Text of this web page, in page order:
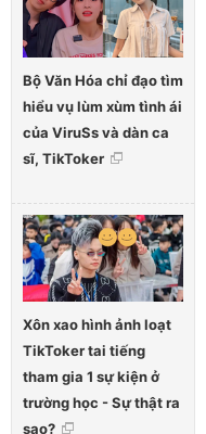
Bộ Văn Hóa chỉ đạo tìm
hiểu vụ lùm xùm tình ái
của ViruSs và dàn ca
sĩ, TikToker
Xôn xao hình ảnh loạt
TikToker tai tiếng
tham gia 1 sự kiện ở
trường học - Sự thật ra
sao?